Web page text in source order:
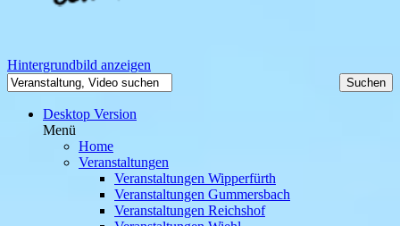
Hintergrundbild anzeigen
Desktop Version
Menü
Home
Veranstaltungen
Veranstaltungen Wipperfürth
Veranstaltungen Gummersbach
Veranstaltungen Reichshof